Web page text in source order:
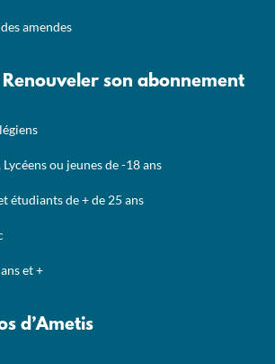
amendes
son abonnement
ou jeunes de -18 ans
étudiants de + de 25 ans
et +
d’Ametis